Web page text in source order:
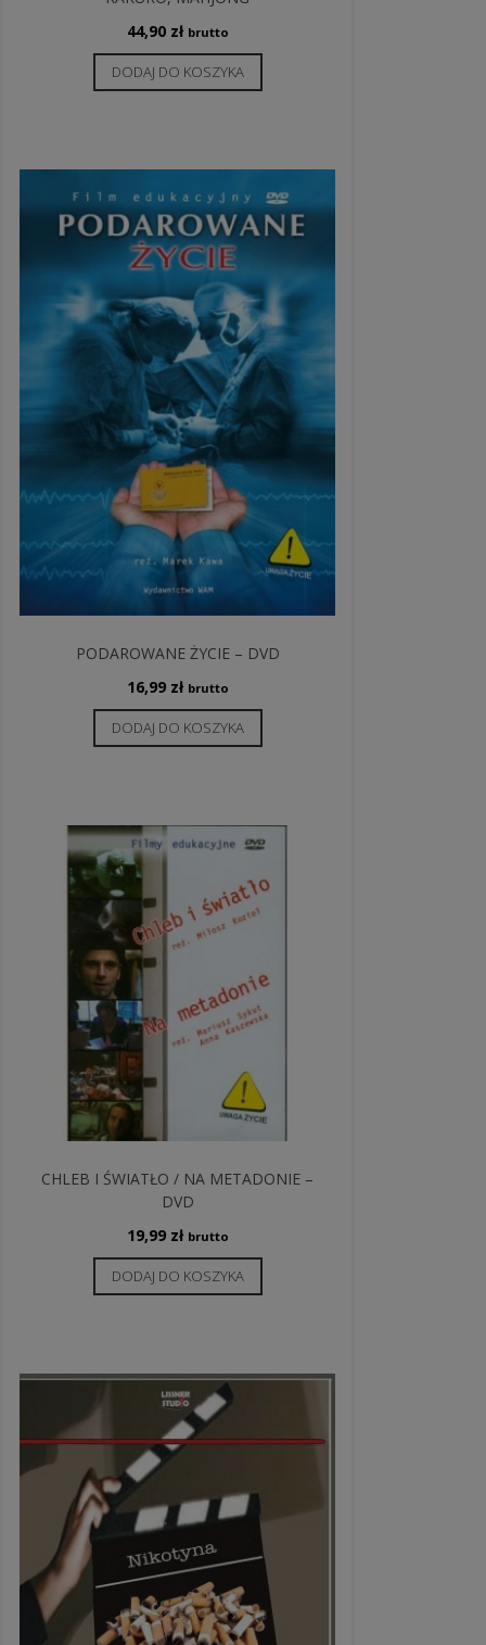
44,90 zł brutto
DODAJ DO KOSZYKA
PODAROWANE ŻYCIE – DVD
16,99 zł brutto
DODAJ DO KOSZYKA
CHLEB I ŚWIATŁO / NA METADONIE –
DVD
19,99 zł brutto
DODAJ DO KOSZYKA